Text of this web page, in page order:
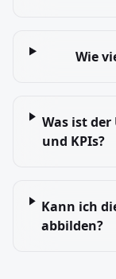
Wie
Was ist der
und KPIs?
Kann ich
abbilden?